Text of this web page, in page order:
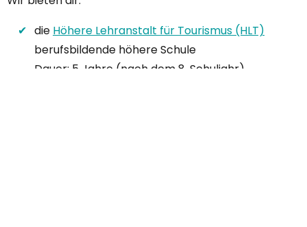
die Höhere Lehranstalt für Tourismus (HLT)
berufsbildende höhere Schule
Dauer: 5 Jahre (nach dem 8. Schuljahr)